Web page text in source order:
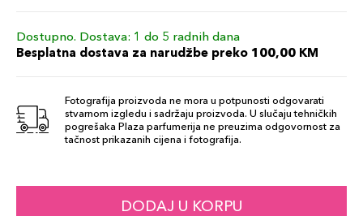
Dostupno. Dostava: 1 do 5 radnih dana
Besplatna dostava za narudžbe preko 100,00 KM
Fotografija proizvoda ne mora u potpunosti odgovarati
stvarnom izgledu i sadržaju proizvoda. U slučaju tehničkih
pogrešaka Plaza parfumerija ne preuzima odgovornost za
tačnost prikazanih cijena i fotografija.
DODAJ U KORPU